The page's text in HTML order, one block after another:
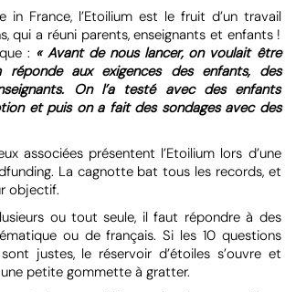
in France, l’Etoilium est le fruit d’un travail
qui a réuni parents, enseignants et enfants !
: « Avant de nous lancer, on voulait être
réponde aux exigences des enfants, des
On l’a testé avec des enfants
et puis on a fait des sondages avec des
associées présentent l’Etoilium lors d’une
La cagnotte bat tous les records, et
objectif.
ou tout seule, il faut répondre à des
ou de français. Si les 10 questions
justes, le réservoir d’étoiles s’ouvre et
une petite gommette à gratter.